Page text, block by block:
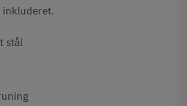
inkluderet.
stål